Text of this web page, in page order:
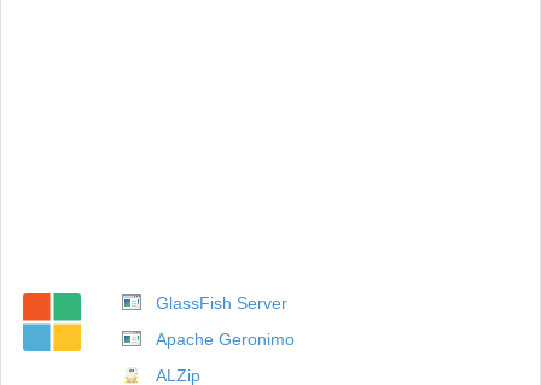
GlassFish Server
Apache Geronimo
ALZip